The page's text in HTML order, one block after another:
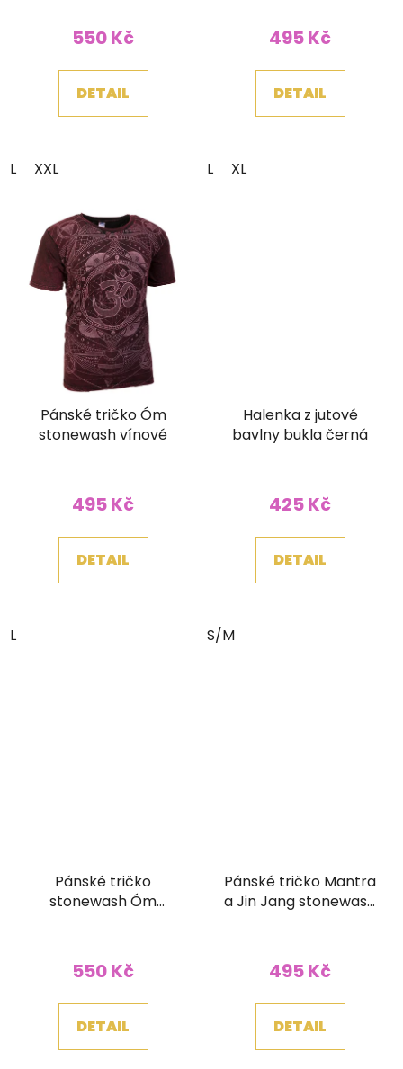
550 Kč
DETAIL
L XXL
495 Kč
DETAIL
L XL
Pánské tričko Óm
stonewash vínové
495 Kč
DETAIL
L
Halenka z jutové
bavlny bukla černá
425 Kč
DETAIL
S/M
Pánské tričko
stonewash Óm
550 Kč
DETAIL
Pánské tričko Mantra
a Jin Jang stonewash
495 Kč
DETAIL